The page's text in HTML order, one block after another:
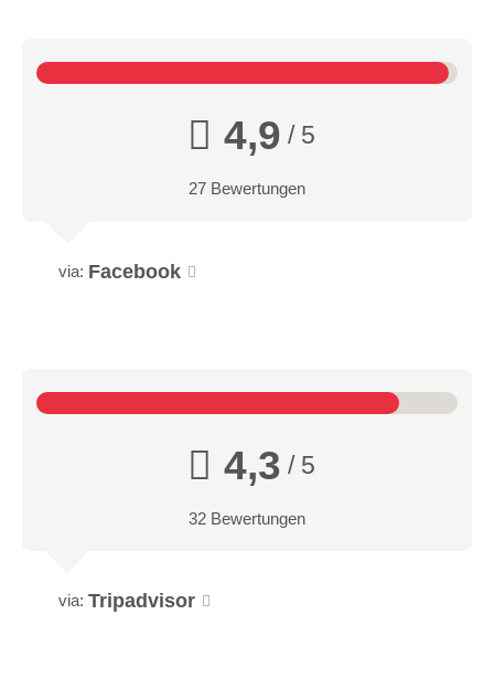
4,9 / 5
27 Bewertungen
via: Facebook
4,3 / 5
32 Bewertungen
via: Tripadvisor